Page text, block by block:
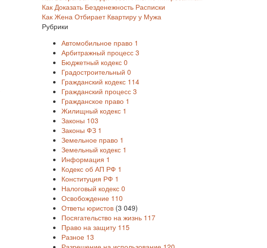
Как Доказать Безденежность Расписки
Как Жена Отбирает Квартиру у Мужа
Рубрики
Автомобильное право 1
Арбитражный процесс 3
Бюджетный кодекс 0
Градостроительный 0
Гражданский кодекс 114
Гражданский процесс 3
Гражданское право 1
Жилищный кодекс 1
Законы 103
Законы ФЗ 1
Земельное право 1
Земельный кодекс 1
Информация 1
Кодекс об АП РФ 1
Конституция РФ 1
Налоговый кодекс 0
Освобождение 110
Ответы юристов (3 049)
Посягательство на жизнь 117
Право на защиту 115
Разное 13